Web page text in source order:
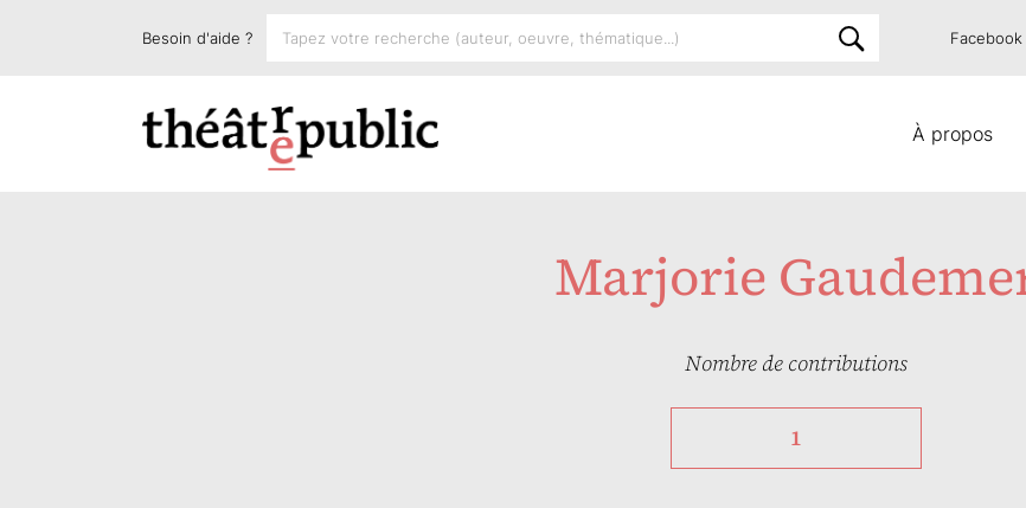
À propos
Besoin d'aide ? Facebook
Marjorie
Nombre de contributions
1